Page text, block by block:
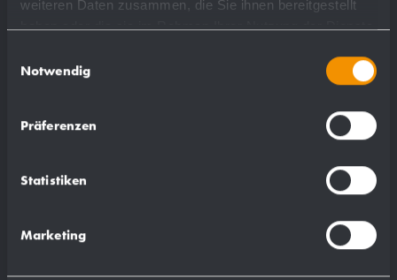
weiteren Daten zusammen, die Sie ihnen bereitgestellt
haben oder die sie im Rahmen Ihrer Nutzung der Dienste
Notwendig
Präferenzen
Statistiken
Marketing